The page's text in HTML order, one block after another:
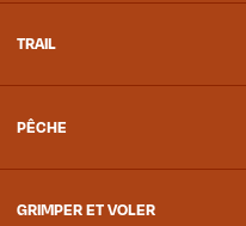
TRAIL
PÊCHE
GRIMPER ET VOLER